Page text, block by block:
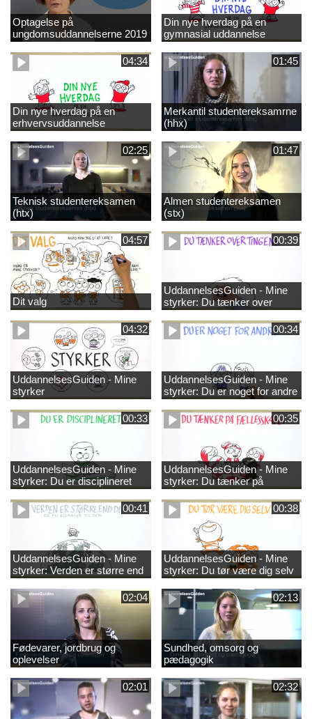
Optagelse på
ungdomsuddannelserne 2019
Din nye hverdag på en
gymnasial uddannelse
04:34
Din nye hverdag på en
erhvervsuddannelse
01:45
Merkantil studentereksamrne
(hhx)
02:25
Teknisk studentereksamen
(htx)
01:47
Almen studentereksamen
(stx)
04:57
Dit valg
00:39
UddannelsesGuiden - Mine
styrker: Du tænker over
tingene
04:32
UddannelsesGuiden - Mine
styrker
00:34
UddannelsesGuiden - Mine
styrker: Du er noget for andre
00:33
UddannelsesGuiden - Mine
styrker: Du er disciplineret
00:35
UddannelsesGuiden - Mine
styrker: Du tænker på
fællesskabet
00:41
UddannelsesGuiden - Mine
styrker: Verden er større end
dig og du bidrager til den
00:38
UddannelsesGuiden - Mine
styrker: Du tør være dig selv
02:04
Fødevarer, jordbrug og
oplevelser
02:13
Sundhed, omsorg og
pædagogik
02:01 02:32